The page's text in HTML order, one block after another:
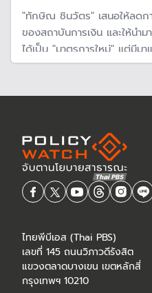
"ทักษิณ ชินวัตร" เสนอให้ลดก
ของสถาบันการเงิน และให้นำ
ได้เป็น "มาตรการใหม่" แต่มีม
เป็นการชั่วคราว และให้สถาบั
ไทยพีบีเอส (Thai PBS)
เลขที่ 145 ถนนวิภาวดีรังสิต
แขวงตลาดบางเขน เขตหลักสี่
กรุงเทพฯ 10210